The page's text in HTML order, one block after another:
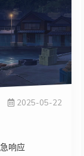
2025-05-22
响应